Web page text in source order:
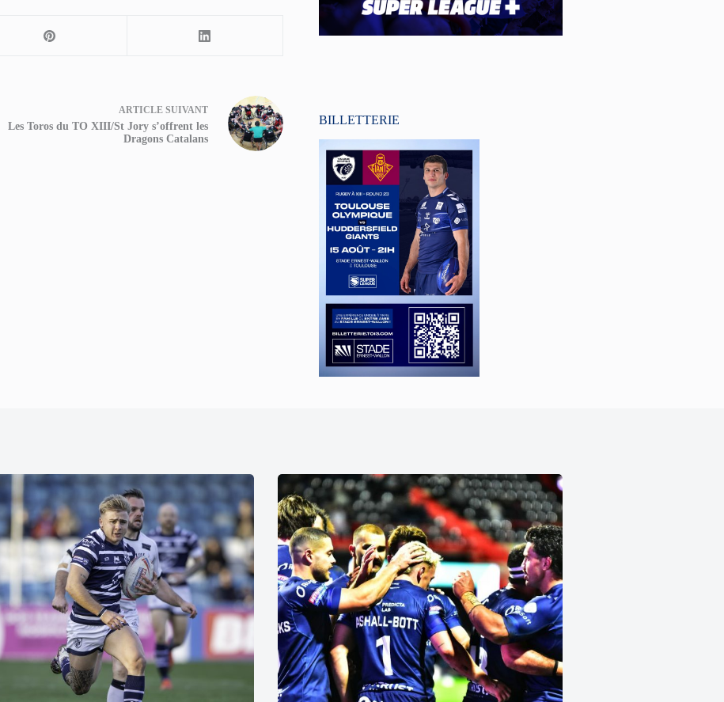
ARTICLESUIVANT
Les Toros du TO XIII/St Jory s’offrent les
Dragons Catalans
BILLETTERIE